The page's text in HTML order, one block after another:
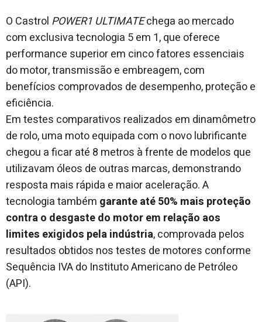
O Castrol POWER1 ULTIMATEchega ao mercado
com exclusiva tecnologia 5 em 1, que oferece
performance superior em cinco fatores essenciais
do motor, transmissão e embreagem, com
benefícios comprovados de desempenho, proteção e
eficiência.
Em testes comparativos realizados em dinamômetro
de rolo, uma moto equipada com o novo lubrificante
chegou a ficar até 8 metros à frente de modelos que
utilizavam óleos de outras marcas, demonstrando
resposta mais rápida e maior aceleração. A
tecnologia também garante até 50% mais proteção
contra o desgaste do motor em relação aos
limites exigidos pela indústria, comprovada pelos
resultados obtidos nos testes de motores conforme
Sequência IVA do Instituto Americano de Petróleo
(API).